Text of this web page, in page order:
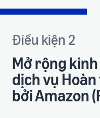
Điều kiện 2
Mở rộng
dịch vụ
bởi Amazon